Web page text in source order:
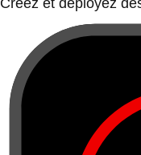
Créez et déployez